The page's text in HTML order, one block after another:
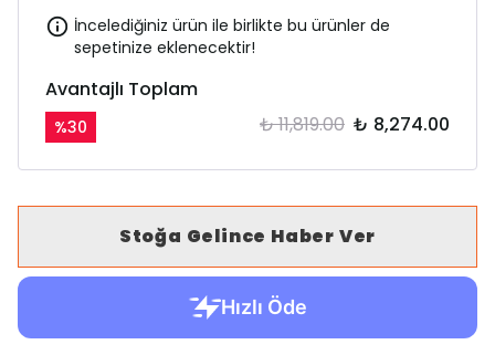
İncelediğiniz ürün ile birlikte bu ürünler de
sepetinize eklenecektir!
Avantajlı Toplam
%30 ₺ 11,819.00 ₺ 8,274.00
Stoğa Gelince Haber Ver